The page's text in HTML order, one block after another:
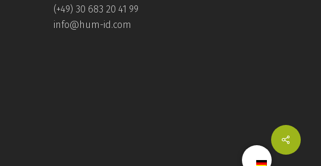
(+49) 30 683 20 41 99
info@hum-id.com